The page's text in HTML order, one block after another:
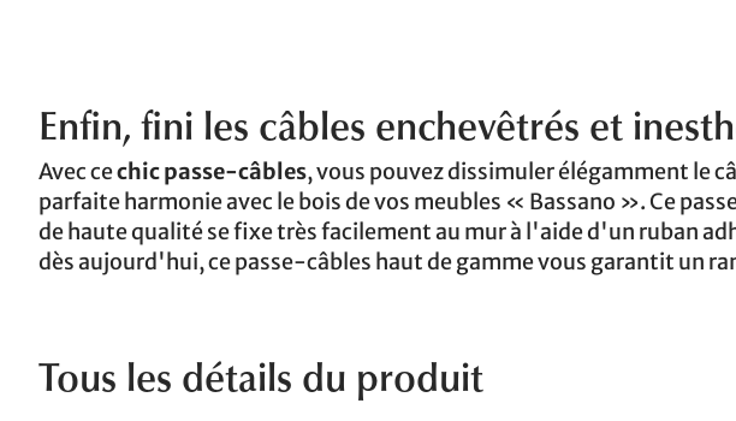
Enfin, fini les câbles enchevêtrés et
Avec cechic passe-câbles, vous pouvez dissimuler élégamment le
parfaite harmonie avec le bois de vos meubles « Bassano ». Ce
de haute qualité se fixe très facilement au mur à l'aide d'un ruban
dès aujourd'hui, ce passe-câbles haut de gamme vous garantit un
Tous les détails du produit